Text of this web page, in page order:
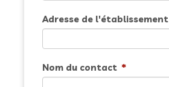
Adresse de l'établissement
Nom du contact *